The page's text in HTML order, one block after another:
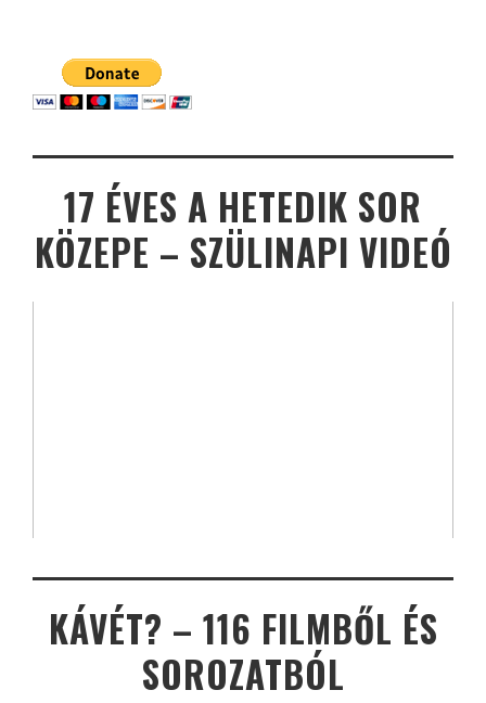
17 ÉVES A HETEDIK SOR
KÖZEPE – SZÜLINAPI VIDEÓ
KÁVÉT? – 116 FILMBŐL ÉS
SOROZATBÓL